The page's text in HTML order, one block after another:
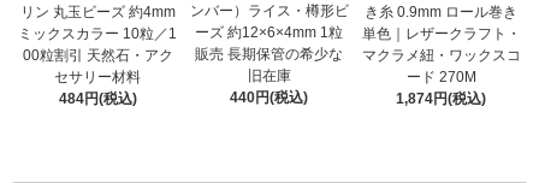
リン 丸玉ビーズ 約4mm
ミックスカラー 10粒／1
00粒割引 天然石・アク
セサリー材料
484円(税込)
ンバー）ライス・樽形ビ
ーズ 約12×6×4mm 1粒
販売 長期保管の希少な
旧在庫
440円(税込)
き糸 0.9mm ロール巻き
単色｜レザークラフト・
マクラメ紐・ワックスコ
ード 270M
1,874円(税込)